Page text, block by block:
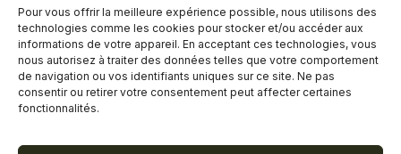
Pour vous offrir la meilleure expérience possible, nous utilisons des
technologies comme les cookies pour stocker et/ou accéder aux
informations de votre appareil. En acceptant ces technologies, vous
nous autorisez à traiter des données telles que votre comportement
de navigation ou vos identifiants uniques sur ce site. Ne pas
consentir ou retirer votre consentement peut affecter certaines
fonctionnalités.
Heures d’ouverture
Lundi au mercredi
9h00 à 17h30
Jeudi
9h00 à 20h00
Vendredi
9h00 à 18h00
Dimanche
11h00 à 16h30